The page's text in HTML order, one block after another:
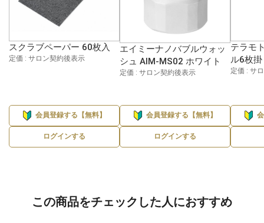
スクラブペーパー 60枚入
定価 : サロン契約後表示
会員登録する【無料】
ログインする
エイミーナノバブルウォッ
シュ AIM-MS02 ホワイト
定価 : サロン契約後表示
会員登録する【無料】
ログインする
テラモ
ル6枚掛
定価 : サ
この商品をチェックした人におすすめ